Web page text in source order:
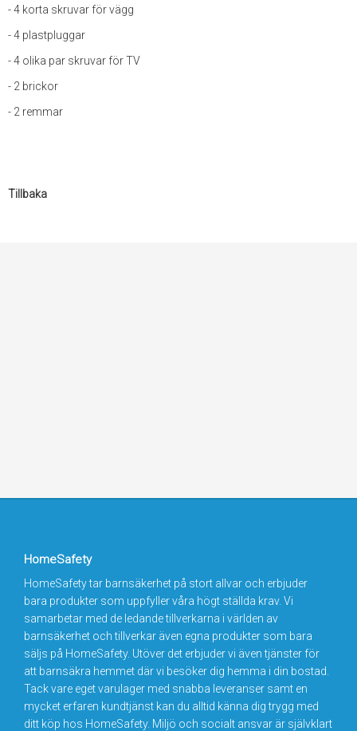
- 4 korta skruvar för vägg
- 4 plastpluggar
- 4 olika par skruvar för TV
- 2 brickor
- 2 remmar
Tillbaka
HomeSafety
HomeSafety tar barnsäkerhet på stort allvar och erbjuder
bara produkter som uppfyller våra högt ställda krav. Vi
samarbetar med de ledande tillverkarna i världen av
barnsäkerhet och tillverkar även egna produkter som bara
säljs på HomeSafety. Utöver det erbjuder vi även tjänster för
att barnsäkra hemmet där vi besöker dig hemma i din bostad.
Tack vare eget varulager med snabba leveranser samt en
mycket erfaren kundtjänst kan du alltid känna dig trygg med
ditt köp hos HomeSafety. Miljö och socialt ansvar är självklart